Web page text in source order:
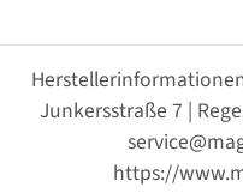
Junkersstraße 7 |
https://